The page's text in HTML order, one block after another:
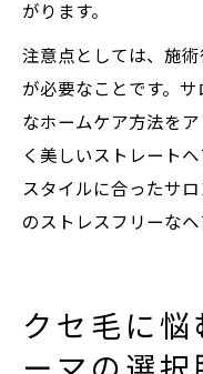
がります。
注意点としては、施
が必要なことです。
なホームケア方法を
く美しいストレート
スタイルに合ったサ
のストレスフリーなヘ
クセ毛に